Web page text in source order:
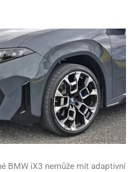
BMW iX3 nemůže mít adaptivní